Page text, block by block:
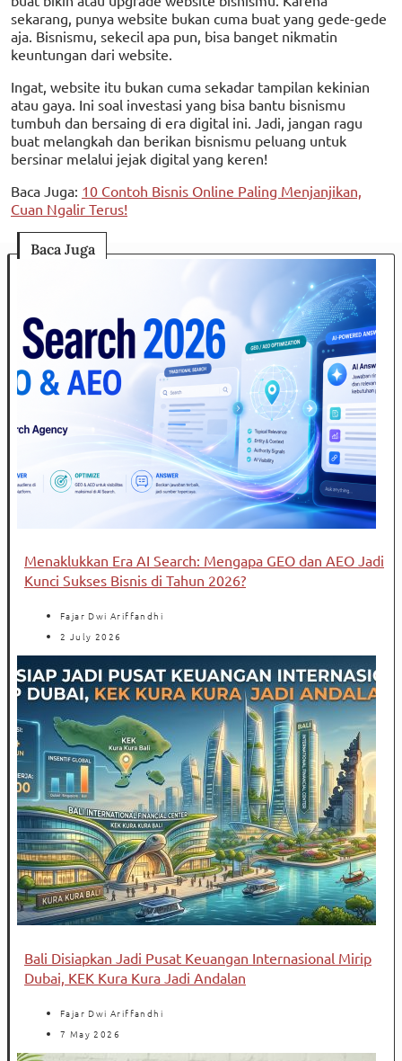
sekarang, punya website bukan cuma buat yang gede-gede
aja. Bisnismu, sekecil apa pun, bisa banget nikmatin
keuntungan dari website.
Ingat, website itu bukan cuma sekadar tampilan kekinian
atau gaya. Ini soal investasi yang bisa bantu bisnismu
tumbuh dan bersaing di era digital ini. Jadi, jangan ragu
buat melangkah dan berikan bisnismu peluang untuk
bersinar melalui jejak digital yang keren!
Baca Juga: 10 Contoh Bisnis Online Paling Menjanjikan,
Cuan Ngalir Terus!
Baca Juga
Menaklukkan Era AI Search: Mengapa GEO dan AEO Jadi
Kunci Sukses Bisnis di Tahun 2026?
Fajar Dwi Ariffandhi
2 July 2026
Bali Disiapkan Jadi Pusat Keuangan Internasional Mirip
Dubai, KEK Kura Kura Jadi Andalan
Fajar Dwi Ariffandhi
7 May 2026